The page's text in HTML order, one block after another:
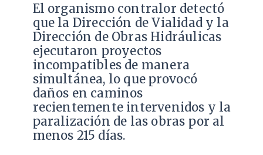
El organismo contralor detectó
que la Dirección de Vialidad y la
Dirección de Obras Hidráulicas
ejecutaron proyectos
incompatibles de manera
simultánea, lo que provocó
daños en caminos
recientemente intervenidos y la
paralización de las obras por al
menos 215 días.